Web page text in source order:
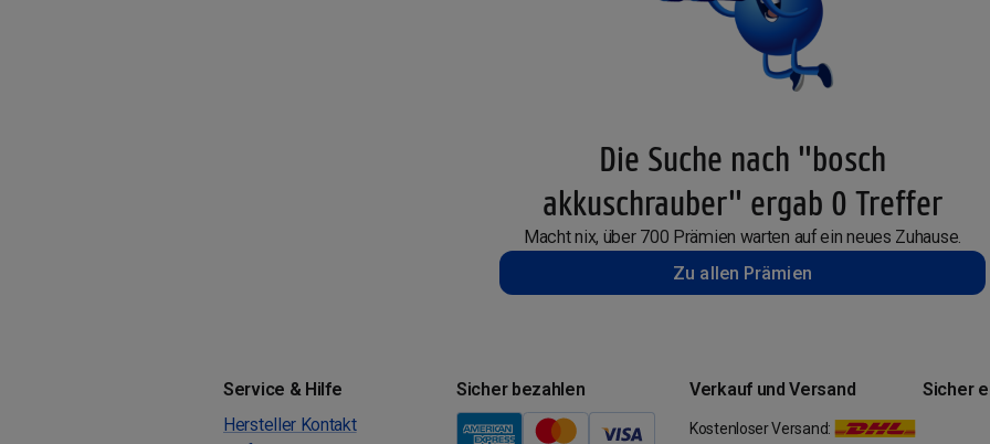
Die Suche nach "bosch
akkuschrauber" ergab 0 Treffer
Macht nix, über 700 Prämien warten auf ein neues Zuhause.
Zu allen Prämien
Service & Hilfe
Hersteller Kontakt
Sicher bezahlen Verkauf und Versand
Kostenloser Versand:
Sicher